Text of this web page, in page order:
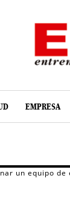
EMPRESA
un equipo